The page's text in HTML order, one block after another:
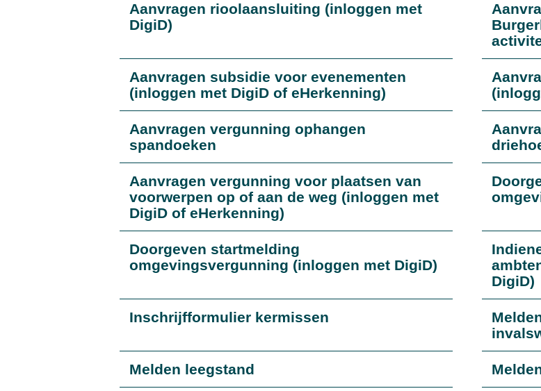
Aanvragen rioolaansluiting (inloggen met
DigiD)
Aanvragen subsidie voor evenementen
(inloggen met DigiD of eHerkenning)
Aanvragen vergunning ophangen
spandoeken
Aanvragen vergunning voor plaatsen van
voorwerpen op of aan de weg (inloggen met
DigiD of eHerkenning)
Doorgeven startmelding
omgevingsvergunning (inloggen met DigiD)
DigiD)
Inschrijfformulier kermissen
Melden leegstand